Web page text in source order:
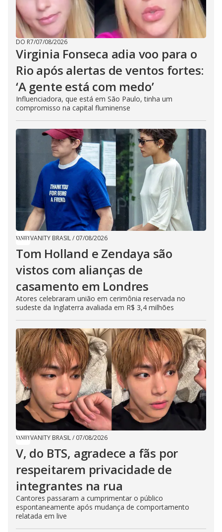
DO R7/07/08/2026
Virginia Fonseca adia voo para o
Rio após alertas de ventos fortes:
‘A gente está com medo’
Influenciadora, que está em São Paulo, tinha um
compromisso na capital fluminense
VANITY BRASIL/ 07/08/2026
Tom Holland e Zendaya são
vistos com alianças de
casamento em Londres
Atores celebraram união em cerimônia reservada no
sudeste da Inglaterra avaliada em R$ 3,4 milhões
VANITY BRASIL/ 07/08/2026
V, do BTS, agradece a fãs por
respeitarem privacidade de
integrantes na rua
Cantores passaram a cumprimentar o público
espontaneamente após mudança de comportamento
relatada em live